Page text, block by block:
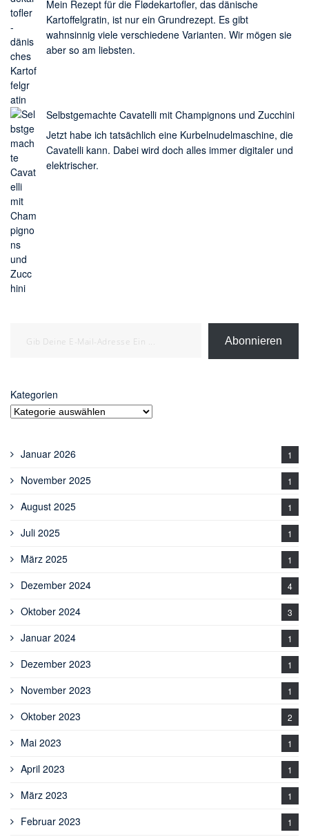
Mein Rezept für die Flødekartofler, das dänische
Kartoffelgratin, ist nur ein Grundrezept. Es gibt
wahnsinnig viele verschiedene Varianten. Wir mögen sie
aber so am liebsten.
Selbstgemachte Cavatelli mit Champignons und Zucchini
Jetzt habe ich tatsächlich eine Kurbelnudelmaschine, die
Cavatelli kann. Dabei wird doch alles immer digitaler und
elektrischer.
Abonnieren
Kategorien
Januar 2026 1
November 2025 1
August 2025 1
Juli 2025 1
März 2025 1
Dezember 2024 4
Oktober 2024 3
Januar 2024 1
Dezember 2023 1
November 2023 1
Oktober 2023 2
Mai 2023 1
April 2023 1
März 2023 1
Februar 2023 1